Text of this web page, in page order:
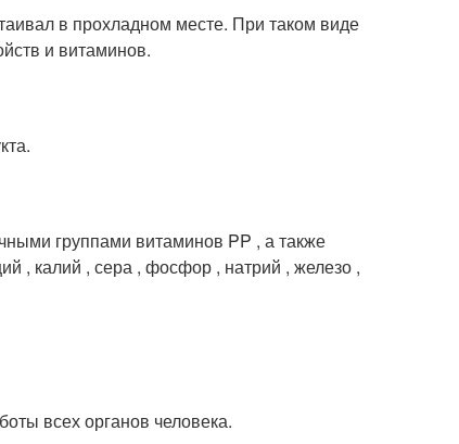
в прохладном месте. При таком виде
и витаминов.
группами витаминов PP , а также
, калий , сера , фосфор , натрий , железо ,
всех органов человека.